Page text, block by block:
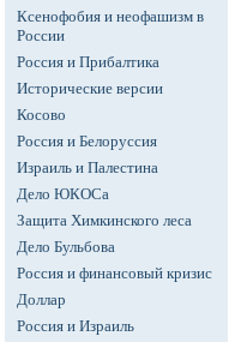
Ксенофобия и неофашизм в
России
Россия и Прибалтика
Исторические версии
Косово
Россия и Белоруссия
Израиль и Палестина
Дело ЮКОСа
Защита Химкинского леса
Дело Бульбова
Россия и финансовый кризис
Доллар
Россия и Израиль